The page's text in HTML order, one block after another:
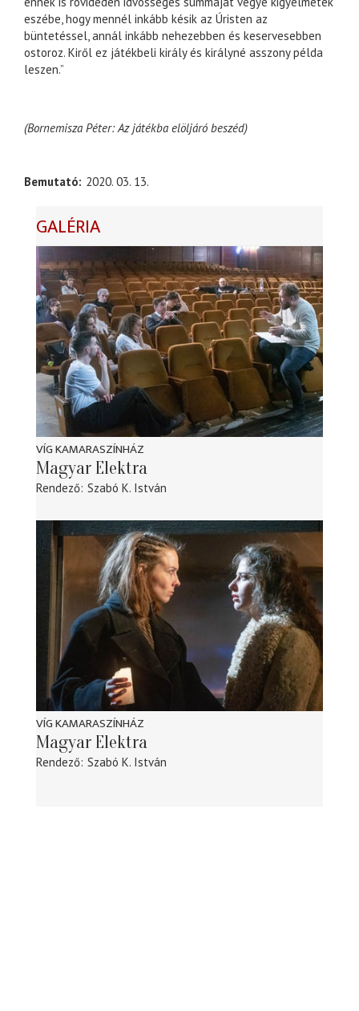
eszébe, hogy mennél inkább késik az Úristen az
büntetéssel, annál inkább nehezebben és keservesebben
ostoroz. Kiről ez játékbeli király és királyné asszony példa
leszen.”
(Bornemisza Péter: Az játékba elöljáró beszéd)
Bemutató 2020. 03. 13.
GALÉRIA
VÍG KAMARASZÍNHÁZ
Magyar Elektra
Rendező Szabó K. István
VÍG KAMARASZÍNHÁZ
Magyar Elektra
Rendező Szabó K. István